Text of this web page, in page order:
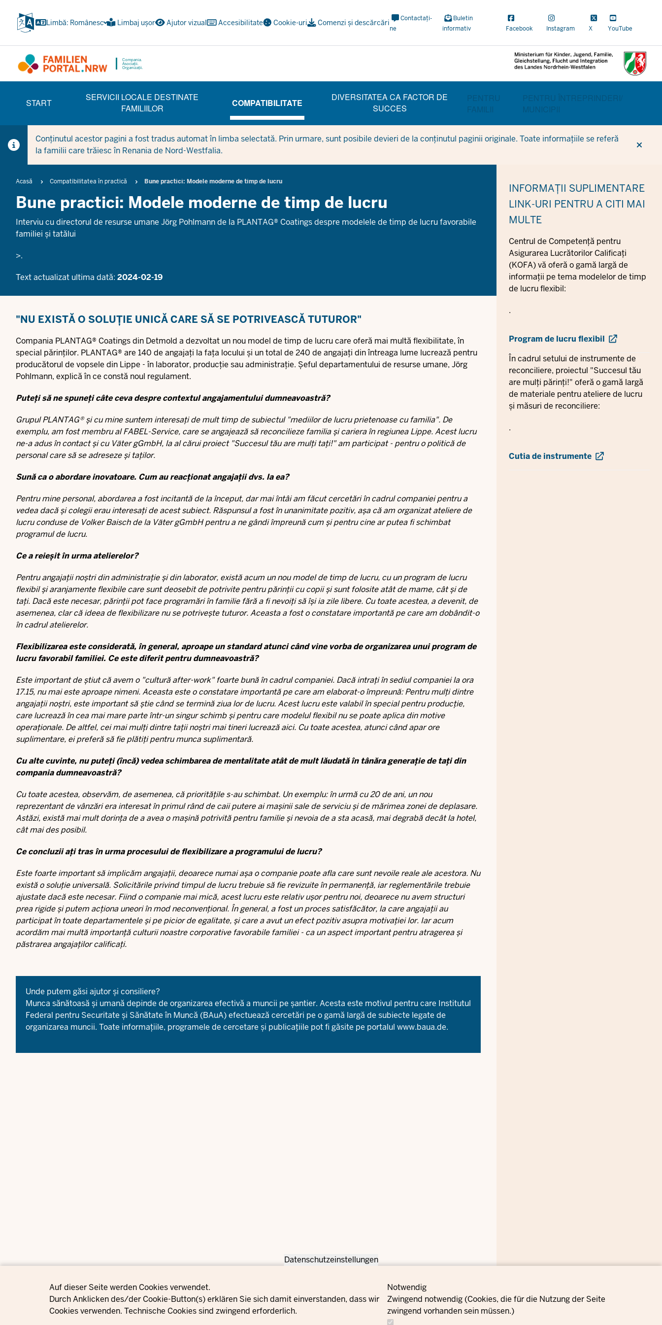
Privacy settings
Datenschutzeinstellungen
Auf dieser Seite werden Cookies verwendet.
Durch Anklicken des/der Cookie-Button(s) erklären Sie sich damit einverstanden, dass wir
Cookies verwenden. Technische Cookies sind zwingend erforderlich.
Notwendig
Zwingend notwendig (Cookies, die für die Nutzung der Seite
zwingend vorhanden sein müssen.)
conținutul
Limbă: Românesc Limbaj ușor Ajutor vizual Accesibilitate Cookie-uri Comenzi și descărcări Meta
Navi
Contactați-
ne
Buletin
informativ
Facebook Instagram X YouTube
Compania.
Asociații.
Organizații.
(TRÄGERBEREICH)
START
SERVICII LOCALE DESTINATE
FAMILIILOR
COMPATIBILITATE
(CURRENT SECTION)
DIVERSITATEA CA FACTOR DE
SUCCES
BEREICHSWECHSEL
PENTRU
FAMILII
PENTRU ÎNTREPRINDERI/
MUNICIPII
Conținutul acestor pagini a fost tradus automat în limba selectată. Prin urmare, sunt posibile devieri de la conținutul paginii originale. Toate informațiile se referă
la familii care trăiesc în Renania de Nord-Westfalia.
Breadcrumb
Acasă Compatibilitatea în practică Bune practici: Modele moderne de timp de lucru
Bune practici: Modele moderne de timp de lucru
Interviu cu directorul de resurse umane Jörg Pohlmann de la PLANTAG® Coatings despre modelele de timp de lucru favorabile
familiei și tatălui
>.
Text actualizat ultima dată: 2024-02-19
"NU EXISTĂ O SOLUȚIE UNICĂ CARE SĂ SE POTRIVEASCĂ TUTUROR"
Compania PLANTAG® Coatings din Detmold a dezvoltat un nou model de timp de lucru care oferă mai multă flexibilitate, în
special părinților. PLANTAG® are 140 de angajați la fața locului și un total de 240 de angajați din întreaga lume lucrează pentru
producătorul de vopsele din Lippe - în laborator, producție sau administrație. Șeful departamentului de resurse umane, Jörg
Pohlmann, explică în ce constă noul regulament.
Puteți să ne spuneți câte ceva despre contextul angajamentului dumneavoastră?
Grupul PLANTAG® și cu mine suntem interesați de mult timp de subiectul "mediilor de lucru prietenoase cu familia". De
exemplu, am fost membru alFABEL-Service, care se angajează să reconcilieze familia și cariera în regiunea Lippe. Acest lucru
ne-a adus în contact și cu Väter gGmbH, la al cărui proiect "Succesul tău are mulți tați!" am participat - pentru o politică de
personal care să se adreseze și taților.
Sună ca o abordare inovatoare. Cum au reacționat angajații dvs. la ea?
Pentru mine personal, abordarea a fost incitantă de la început, dar mai întâi am făcut cercetări în cadrul companiei pentru a
vedea dacă și colegii erau interesați de acest subiect. Răspunsul a fost în unanimitate pozitiv, așa că am organizat ateliere de
lucru conduse de Volker Baisch de la Väter gGmbH pentru a ne gândi împreună cum și pentru cine ar putea fi schimbat
programul de lucru.
Ce a reieșit în urma atelierelor?
Pentru angajații noștri din administrație și din laborator, există acum un nou model de timp de lucru, cu un program de lucru
flexibil și aranjamente flexibile care sunt deosebit de potrivite pentru părinții cu copii și sunt folosite atât de mame, cât și de
tați. Dacă este necesar, părinții pot face programări în familie fără a fi nevoiți să își ia zile libere. Cu toate acestea, a devenit, de
asemenea, clar că ideea de flexibilizare nu se potrivește tuturor. Aceasta a fost o constatare importantă pe care am dobândit-o
în cadrul atelierelor.
Flexibilizarea este considerată, în general, aproape un standard atunci când vine vorba de organizarea unui program de
lucru favorabil familiei. Ce este diferit pentru dumneavoastră?
Este important de știut că avem o "cultură after-work" foarte bună în cadrul companiei. Dacă intrați în sediul companiei la ora
17.15, nu mai este aproape nimeni. Aceasta este o constatare importantă pe care am elaborat-o împreună: Pentru mulți dintre
angajații noștri, este important să știe când se termină ziua lor de lucru. Acest lucru este valabil în special pentru producție,
care lucrează în cea mai mare parte într-un singur schimb și pentru care modelul flexibil nu se poate aplica din motive
operaționale. De altfel, cei mai mulți dintre tații noștri mai tineri lucrează aici. Cu toate acestea, atunci când apar ore
suplimentare, ei preferă să fie plătiți pentru munca suplimentară.
Cu alte cuvinte, nu puteți (încă) vedea schimbarea de mentalitate atât de mult lăudată în tânăra generație de tați din
compania dumneavoastră?
Cu toate acestea, observăm, de asemenea, că prioritățile s-au schimbat. Un exemplu: în urmă cu 20 de ani, un nou
reprezentant de vânzări era interesat în primul rând de caii putere ai mașinii sale de serviciu și de mărimea zonei de deplasare.
Astăzi, există mai mult dorința de a avea o mașină potrivită pentru familie și nevoia de a sta acasă, mai degrabă decât la hotel,
cât mai des posibil.
Ce concluzii ați tras în urma procesului de flexibilizare a programului de lucru?
Este foarte important să implicăm angajații, deoarece numai așa o companie poate afla care sunt nevoile reale ale acestora. Nu
există o soluție universală. Solicitările privind timpul de lucru trebuie să fie revizuite în permanență, iar reglementările trebuie
ajustate dacă este necesar. Fiind o companie mai mică, acest lucru este relativ ușor pentru noi, deoarece nu avem structuri
prea rigide și putem acționa uneori în mod neconvențional. În general, a fost un proces satisfăcător, la care angajații au
participat în toate departamentele și pe picior de egalitate, și care a avut un efect pozitiv asupra motivației lor. Iar acum
acordăm mai multă importanță culturii noastre corporative favorabile familiei - ca un aspect important pentru atragerea și
păstrarea angajaților calificați.
Unde putem găsi ajutor și consiliere?
Munca sănătoasă și umană depinde de organizarea efectivă a muncii pe șantier. Acesta este motivul pentru care Institutul
Federal pentru Securitate și Sănătate în Muncă (BAuA) efectuează cercetări pe o gamă largă de subiecte legate de
organizarea muncii. Toate informațiile, programele de cercetare și publicațiile pot fi găsite pe portalul www.baua.de.
INFORMAȚII SUPLIMENTARE
LINK-URI PENTRU A CITI MAI
MULTE
Centrul de Competență pentru
Asigurarea Lucrătorilor Calificați
(KOFA) vă oferă o gamă largă de
informații pe tema modelelor de timp
de lucru flexibil:
.
Program de lucru flexibil
În cadrul setului de instrumente de
reconciliere, proiectul "Succesul tău
are mulți părinți!" oferă o gamă largă
de materiale pentru ateliere de lucru
și măsuri de reconciliere:
.
Cutia de instrumente